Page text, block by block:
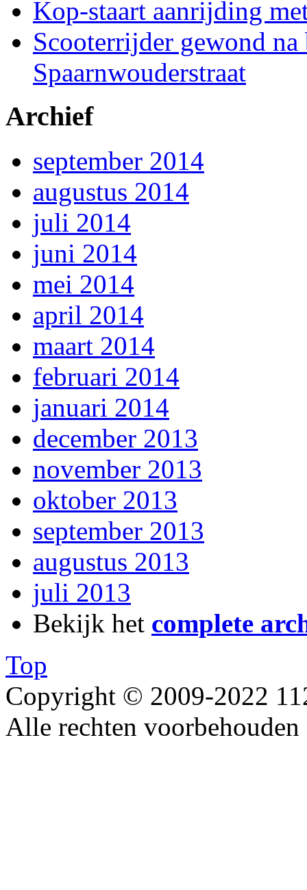
Kop-staart aanrijding
Scooterrijder gewond
Spaarnwouderstraat
Archief
september 2014
augustus 2014
juli 2014
juni 2014
mei 2014
april 2014
maart 2014
februari 2014
januari 2014
december 2013
november 2013
oktober 2013
september 2013
augustus 2013
juli 2013
Bekijk het complete
Top
Copyright © 2009-2022
Alle rechten